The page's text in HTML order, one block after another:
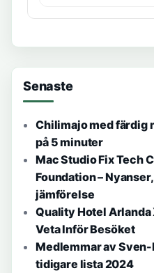
Senaste
Chilimajo med färdig
på 5 minuter
Mac Studio Fix Tech
Foundation –
jämförelse
Quality Hotel Arlanda
Veta Inför Besöket
Medlemmar av
tidigare lista 2024